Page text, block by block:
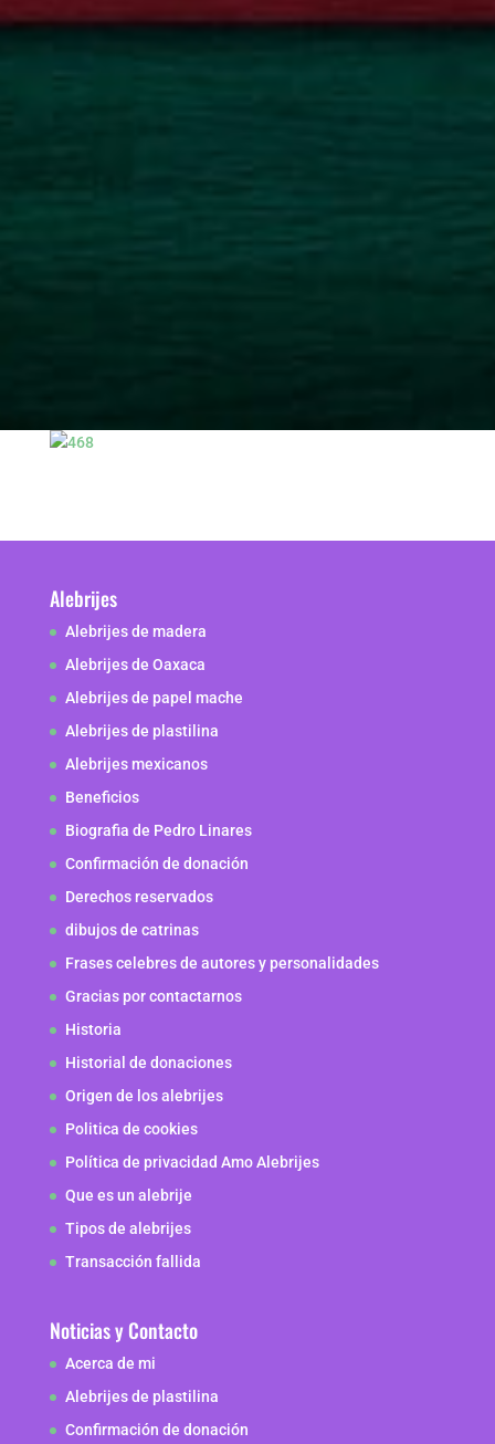
Alebrijes
Alebrijes de madera
Alebrijes de Oaxaca
Alebrijes de papel mache
Alebrijes de plastilina
Alebrijes mexicanos
Beneficios
Biografia de Pedro Linares
Confirmación de donación
Derechos reservados
dibujos de catrinas
Frases celebres de autores y personalidades
Gracias por contactarnos
Historia
Historial de donaciones
Origen de los alebrijes
Politica de cookies
Política de privacidad Amo Alebrijes
Que es un alebrije
Tipos de alebrijes
Transacción fallida
Noticias y Contacto
Acerca de mi
Alebrijes de plastilina
Confirmación de donación